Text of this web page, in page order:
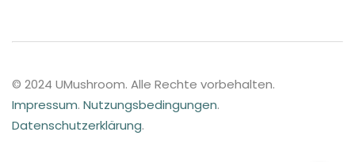
© 2024 UMushroom. Alle Rechte vorbehalten.
Impressum. Nutzungsbedingungen.
Datenschutzerklärung.